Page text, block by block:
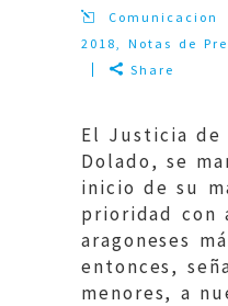
Comunicacion
2018,Notas de
Share
El Justicia de
Dolado, se
inicio de su
prioridad con
aragoneses
entonces,
menores, a